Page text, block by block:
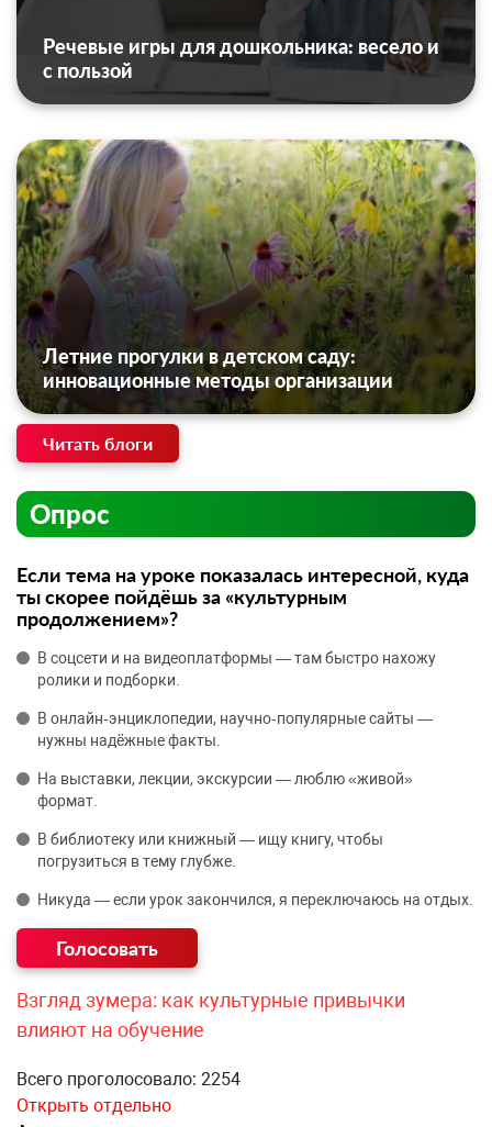
Речевые игры для дошкольника: весело и
с пользой
Летние прогулки в детском саду:
инновационные методы организации
Читать блоги
Опрос
Если тема на уроке показалась интересной, куда
ты скорее пойдёшь за «культурным
продолжением»?
В соцсети и на видеоплатформы — там быстро нахожу
ролики и подборки.
В онлайн‑энциклопедии, научно‑популярные сайты —
нужны надёжные факты.
На выставки, лекции, экскурсии — люблю «живой»
формат.
В библиотеку или книжный — ищу книгу, чтобы
погрузиться в тему глубже.
Никуда — если урок закончился, я переключаюсь на отдых.
Взгляд зумера: как культурные привычки
влияют на обучение
Всего проголосовало: 2254
Открыть отдельно